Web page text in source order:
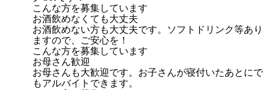
こんな方を募集しています
お酒飲めなくても大丈夫
お酒飲めない方も大丈夫です。ソフトドリンク等あり
ますので、ご安心を！
こんな方を募集しています
お母さん歓迎
お母さんも大歓迎です。お子さんが寝付いたあとにで
もアルバイトできます。